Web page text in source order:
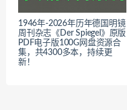
1946年-2026年历年德国明镜
周刊杂志《Der Spiegel》原版
PDF电子版100G网盘资源合
集，共4300多本，持续更
新！